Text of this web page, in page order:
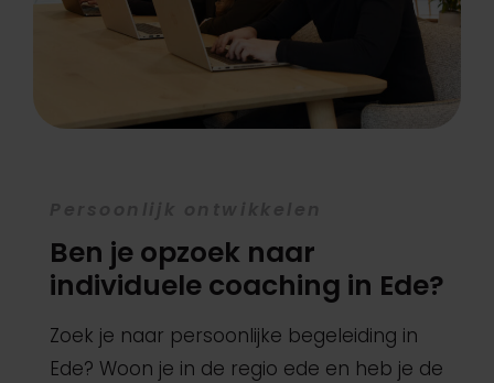
Ben je opzoek naar
individuele coaching in Ede?
Zoek je naar persoonlijke begeleiding in
Ede? Woon je in de regio ede en heb je de